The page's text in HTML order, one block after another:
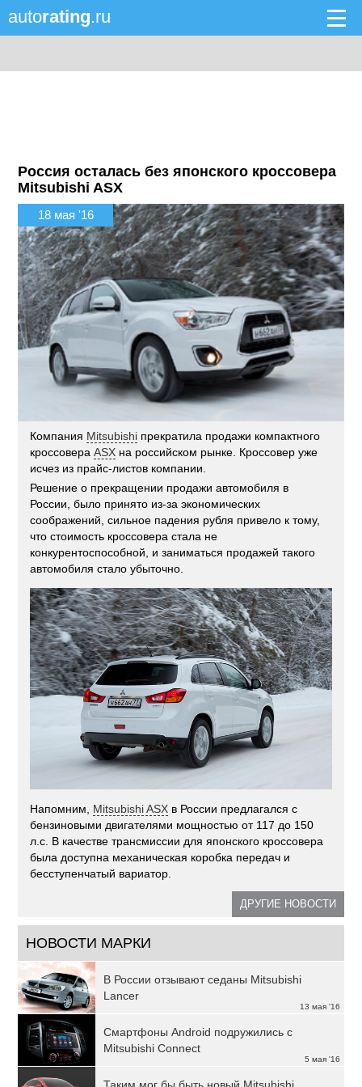
autorating.ru
Россия осталась без японского кроссовера
Mitsubishi ASX
18 мая '16
Компания Mitsubishi прекратила продажи компактного
кроссовераASX на российском рынке. Кроссовер уже
исчез из прайс-листов компании.
Решение о прекращении продажи автомобиля в
России, было принято из-за экономических
соображений, сильное падения рубля привело к тому,
что стоимость кроссовера стала не
конкурентоспособной, и заниматься продажей такого
автомобиля стало убыточно.
Напомним, Mitsubishi ASX в России предлагался с
бензиновыми двигателями мощностью от 117 до 150
л.с. В качестве трансмиссии для японского кроссовера
была доступна механическая коробка передач и
бесступенчатый вариатор.
ДРУГИЕ НОВОСТИ
НОВОСТИ МАРКИ
13 мая '16
В России отзывают седаны Mitsubishi
Lancer
5 мая '16
Смартфоны Android подружились с
Mitsubishi Connect
Таким мог бы быть новый Mitsubishi